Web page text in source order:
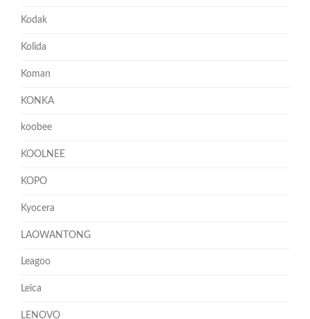
Kodak
Kolida
Koman
KONKA
koobee
KOOLNEE
KOPO
Kyocera
LAOWANTONG
Leagoo
Leica
LENOVO